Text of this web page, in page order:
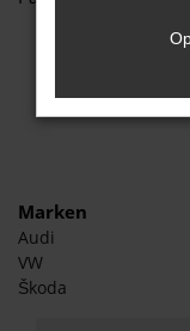
Marken
Audi
VW
Škoda